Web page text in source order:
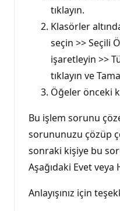
tıklayın.
Klasörler
seçin >> Seçili
işaretleyin >>
tıklayın ve
Öğeler önceki
Bu işlem sorunu
sorununuzu çözüp
sonraki kişiye bu
Aşağıdaki Evet veya
Anlayışınız için